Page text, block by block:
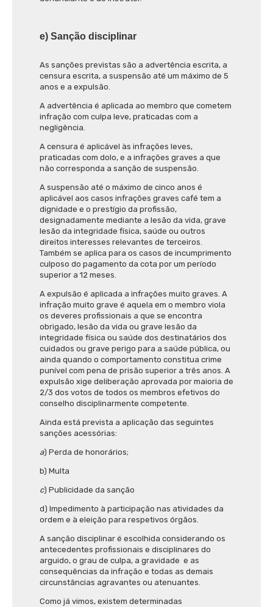
e) Sanção disciplinar
As sanções previstas são a advertência escrita, a
censura escrita, a suspensão até um máximo de 5
anos e a expulsão.
A advertência é aplicada ao membro que cometem
infração com culpa leve, praticadas com a
negligência.
A censura é aplicável às infrações leves,
praticadas com dolo, e a infrações graves a que
não corresponda a sanção de suspensão.
A suspensão até o máximo de cinco anos é
aplicável aos casos infrações graves café tem a
dignidade e o prestígio da profissão,
designadamente mediante a lesão da vida, grave
lesão da integridade física, saúde ou outros
direitos interesses relevantes de terceiros.
Também se aplica para os casos de incumprimento
culposo do pagamento da cota por um período
superior a 12 meses.
A expulsão é aplicada a infrações muito graves. A
infração muito grave é aquela em o membro viola
os deveres profissionais a que se encontra
obrigado, lesão da vida ou grave lesão da
integridade física ou saúde dos destinatários dos
cuidados ou grave perigo para a saúde pública, ou
ainda quando o comportamento constitua crime
punível com pena de prisão superior a três anos. A
expulsão xige deliberação aprovada por maioria de
2/3 dos votos de todos os membros efetivos do
conselho disciplinarmente competente.
Ainda está prevista a aplicação das seguintes
sanções acessórias:
a) Perda de honorários;
b) Multa
c) Publicidade da sanção
d) Impedimento à participação nas atividades da
ordem e à eleição para respetivos órgãos.
A sanção disciplinar é escolhida considerando os
antecedentes profissionais e disciplinares do
arguido, o grau de culpa, a gravidade e as
consequências da infração e todas as demais
circunstâncias agravantes ou atenuantes.
Como já vimos, existem determinadas